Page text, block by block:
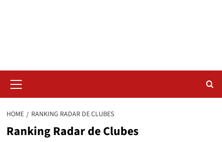
Menu
HOME RANKING RADAR DE CLUBES
Ranking Radar de Clubes